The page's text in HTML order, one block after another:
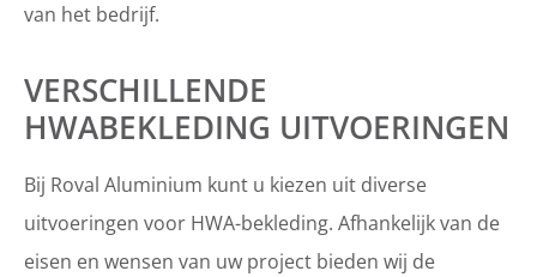
van het bedrijf.
VERSCHILLENDE
HWABEKLEDING UITVOERINGEN
Bij Roval Aluminium kunt u kiezen uit diverse
uitvoeringen voor HWA-bekleding. Afhankelijk van de
eisen en wensen van uw project bieden wij de